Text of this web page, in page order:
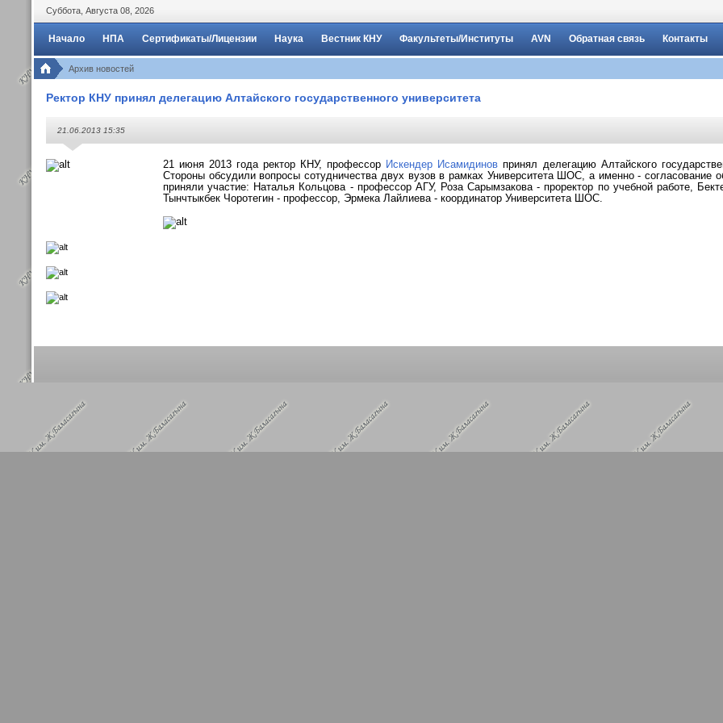
Суббота Августа 08 2026
Начало НПА Сертификаты/Лицензии Наука Вестник КНУ Факультеты/Институты AVN Обратная связь Контакты
Архив новостей
Ректор КНУ принял делегацию Алтайского государственного университета
21.06.2013 15:35
21 июня 2013 года ректор КНУ, профессор Искендер Исамидинов принял делегацию Алтайского
Стороны обсудиливопросы сотудничества двух вузов в рамках Университета ШОС, а именно - согласование
приняли участие: Наталья Кольцова - профессор АГУ, Роза Сарымзакова - проректор по учебной работе,
Тынчтыкбек Чоротегин - профессор, Эрмека Лайлиева - координатор Университета ШОС.